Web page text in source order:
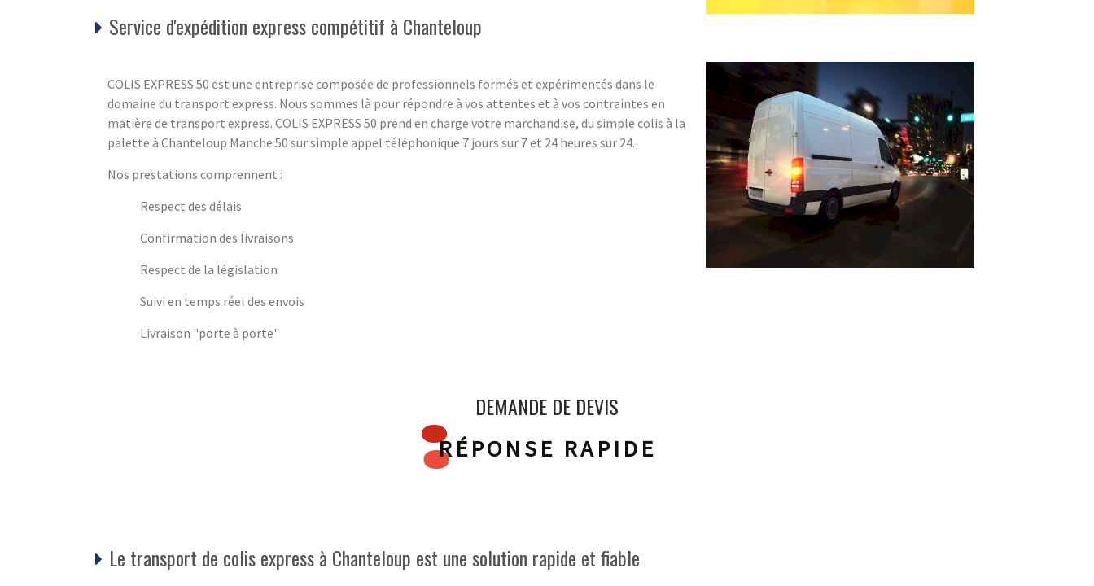
Service d'expédition express compétitif à Chanteloup
COLIS EXPRESS 50 est une entreprise composée de professionnels formés et expérimentés dans le
domaine du transport express. Nous sommes là pour répondre à vos attentes et à vos contraintes en
matière de transport express. COLIS EXPRESS 50 prend en charge votre marchandise, du simple colis à la
palette à Chanteloup Manche 50 sur simple appel téléphonique 7 jours sur 7 et 24 heures sur 24.
Nos prestations comprennent :
Respect des délais
Confirmation des livraisons
Respect de la législation
Suivi en temps réel des envois
Livraison "porte à porte"
DEMANDE DE DEVIS
RÉPONSE RAPIDE
Le transport de colis express à Chanteloup est une solution rapide et fiable